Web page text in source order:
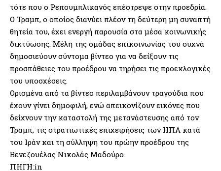
τότε που ο Ρεπουμπλικανός επέστρεψε στην προεδρία.
Ο Τραμπ, ο οποίος διανύει πλέον τη δεύτερη μη συναπτή
θητεία του, έχει ενεργή παρουσία στα μέσα κοινωνικής
δικτύωσης. Μέλη της ομάδας επικοινωνίας του συχνά
δημοσιεύουν σύντομα βίντεο για να δείξουν τις
προσπάθειες του προέδρου να τηρήσει τις προεκλογικές
του υποσχέσεις.
Ορισμένα από τα βίντεο περιλαμβάνουν τραγούδια που
έχουν γίνει δημοφιλή, ενώ απεικονίζουν εικόνες που
δείχνουν την καταστολή της μετανάστευσης από τον
Τραμπ, τις στρατιωτικές επιχειρήσεις των ΗΠΑ κατά
του Ιράν και τη σύλληψη του πρώην προέδρου της
Βενεζουέλας Νικολάς Μαδούρο.
ΠΗΓΗ:in